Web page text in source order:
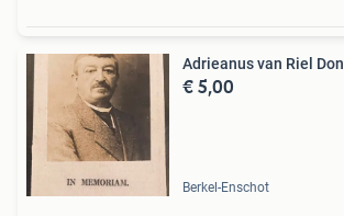
Adrieanus van Riel
€ 5,00
Berkel-Enschot